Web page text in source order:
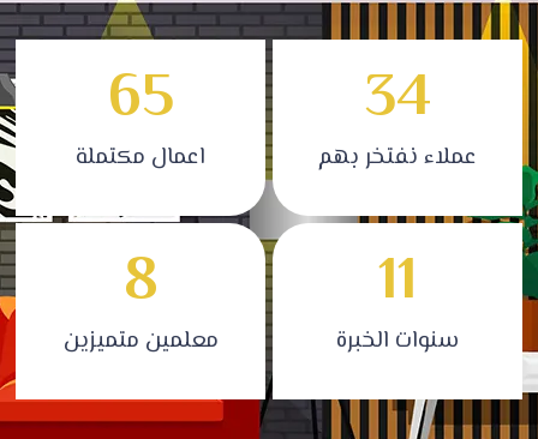
عملاء نفتخر بهم
34
اعمال مكتملة
65
سنوات الخبرة
11
معلمين متميزين
8